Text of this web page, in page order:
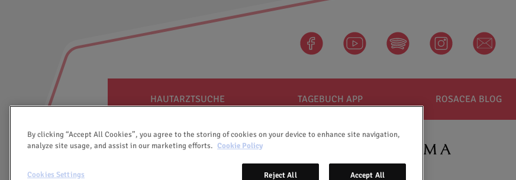
facebook Spotify instagram newsletter
HAUTARZTSUCHE TAGEBUCH APP ROSACEA BLOG
By clicking “Accept All Cookies”, you agree to the storing of cookies on your device to enhance site navigation,
analyze site usage, and assist in our marketing efforts. Cookie Policy
Reject All Accept All
Cookies Settings